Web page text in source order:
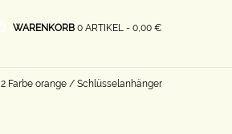
WARENKORB 0 ARTIKEL - 0,00 €
2 Farbe orange / Schlüsselanhänger